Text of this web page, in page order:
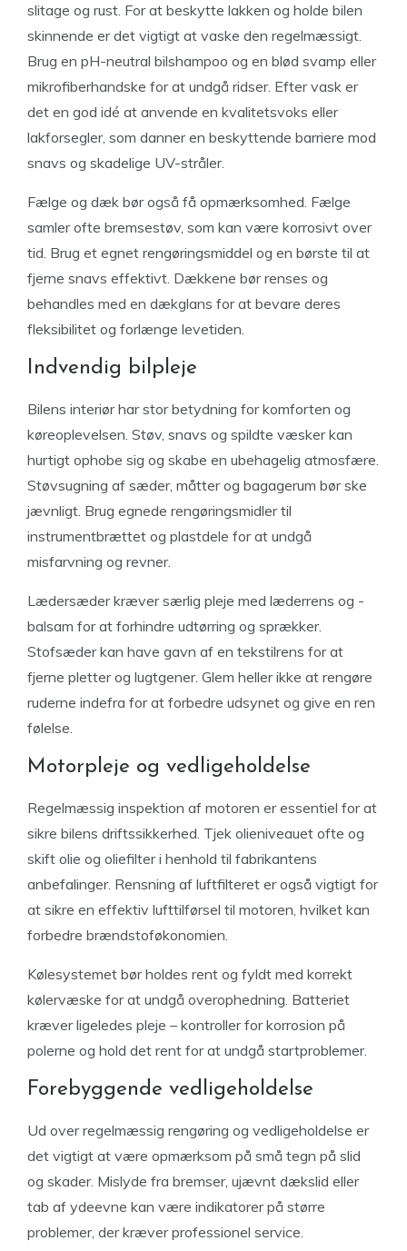
slitage og rust. For at beskytte lakken og holde bilen
skinnende er det vigtigt at vaske den regelmæssigt.
Brug en pH-neutral bilshampoo og en blød svamp eller
mikrofiberhandske for at undgå ridser. Efter vask er
det en god idé at anvende en kvalitetsvoks eller
lakforsegler, som danner en beskyttende barriere mod
snavs og skadelige UV-stråler.
Fælge og dæk bør også få opmærksomhed. Fælge
samler ofte bremsestøv, som kan være korrosivt over
tid. Brug et egnet rengøringsmiddel og en børste til at
fjerne snavs effektivt. Dækkene bør renses og
behandles med en dækglans for at bevare deres
fleksibilitet og forlænge levetiden.
Indvendig bilpleje
Bilens interiør har stor betydning for komforten og
køreoplevelsen. Støv, snavs og spildte væsker kan
hurtigt ophobe sig og skabe en ubehagelig atmosfære.
Støvsugning af sæder, måtter og bagagerum bør ske
jævnligt. Brug egnede rengøringsmidler til
instrumentbrættet og plastdele for at undgå
misfarvning og revner.
Lædersæder kræver særlig pleje med læderrens og -
balsam for at forhindre udtørring og sprækker.
Stofsæder kan have gavn af en tekstilrens for at
fjerne pletter og lugtgener. Glem heller ikke at rengøre
ruderne indefra for at forbedre udsynet og give en ren
følelse.
Motorpleje og vedligeholdelse
Regelmæssig inspektion af motoren er essentiel for at
sikre bilens driftssikkerhed. Tjek olieniveauet ofte og
skift olie og oliefilter i henhold til fabrikantens
anbefalinger. Rensning af luftfilteret er også vigtigt for
at sikre en effektiv lufttilførsel til motoren, hvilket kan
forbedre brændstoføkonomien.
Kølesystemet bør holdes rent og fyldt med korrekt
kølervæske for at undgå overophedning. Batteriet
kræver ligeledes pleje – kontroller for korrosion på
polerne og hold det rent for at undgå startproblemer.
Forebyggende vedligeholdelse
Ud over regelmæssig rengøring og vedligeholdelse er
det vigtigt at være opmærksom på små tegn på slid
og skader. Mislyde fra bremser, ujævnt dækslid eller
tab af ydeevne kan være indikatorer på større
problemer, der kræver professionel service.